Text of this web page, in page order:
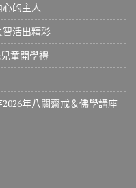
的主人
活出精彩
童開學禮
年八關齋戒＆佛學講座